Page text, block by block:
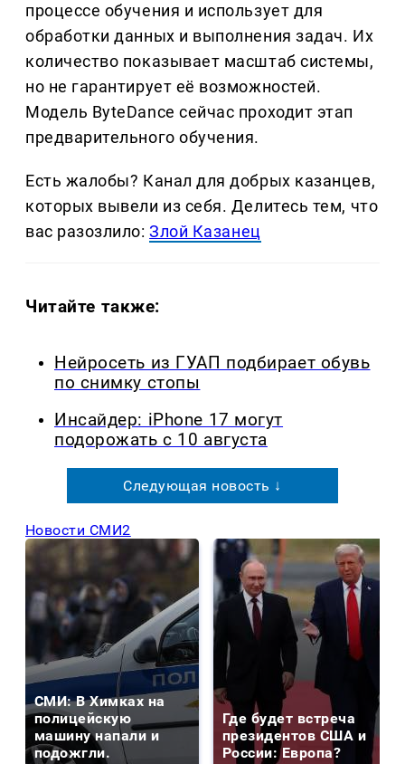
процессе обучения и использует для
обработки данных и выполнения задач. Их
количество показывает масштаб системы,
но не гарантирует её возможностей.
Модель ByteDance сейчас проходит этап
предварительного обучения.
Есть жалобы? Канал для добрых казанцев,
которых вывели из себя. Делитеcь тем, что
вас разозлило:Злой Казанец
Читайте также:
Нейросеть из ГУАП подбирает обувь
по снимку стопы
Инсайдер: iPhone 17 могут
подорожать с 10 августа
Следующая новость ↓
Новости СМИ2
СМИ: В Химках на
полицейскую
машину напали и
подожгли.
Где будет встреча
президентов США и
России: Европа?